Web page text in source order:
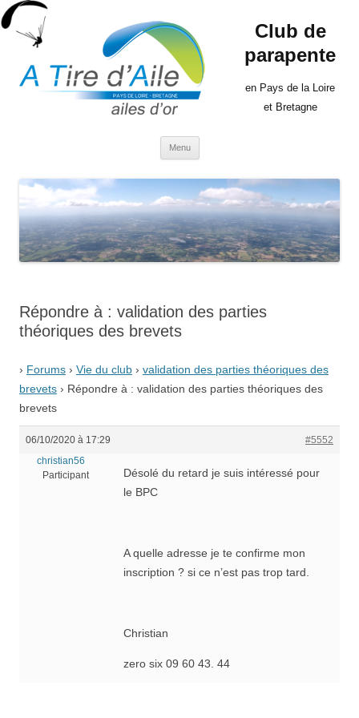
Club de
parapente
en Pays de la Loire
et Bretagne
Menu
Répondre à : validation des parties
théoriques des brevets
› Forums › Vie du club › validation des parties théoriques des
brevets › Répondre à : validation des parties théoriques des
brevets
06/10/2020 à 17:29
#5552
christian56
Participant
Désolé du retard je suis intéressé pour
le BPC
A quelle adresse je te confirme mon
inscription ? si ce n’est pas trop tard.
Christian
zero six 09 60 43. 44